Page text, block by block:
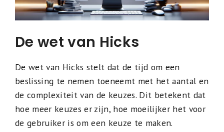
De wet van Hicks
De wet van Hicks stelt dat de tijd om een
beslissing te nemen toeneemt met het aantal en
de complexiteit van de keuzes. Dit betekent dat
hoe meer keuzes er zijn, hoe moeilijker het voor
de gebruiker is om een keuze te maken.